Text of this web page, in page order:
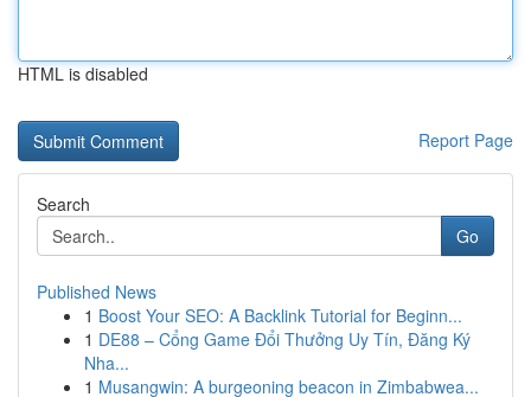
HTML is disabled
Report Page
Search
Go
Published News
1 Boost Your SEO: A Backlink Tutorial for Beginn...
1 DE88 – Cổng Game Đổi Thưởng Uy Tín, Đăng Ký
Nha...
1 Musangwin: A burgeoning beacon in Zimbabwea...